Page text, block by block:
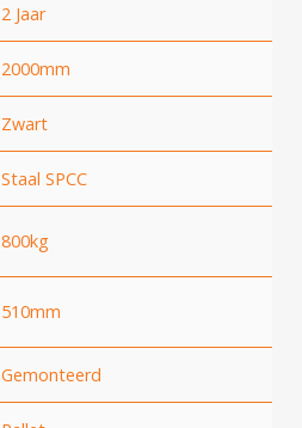
2 Jaar
2000mm
Zwart
Staal SPCC
800kg
510mm
Gemonteerd